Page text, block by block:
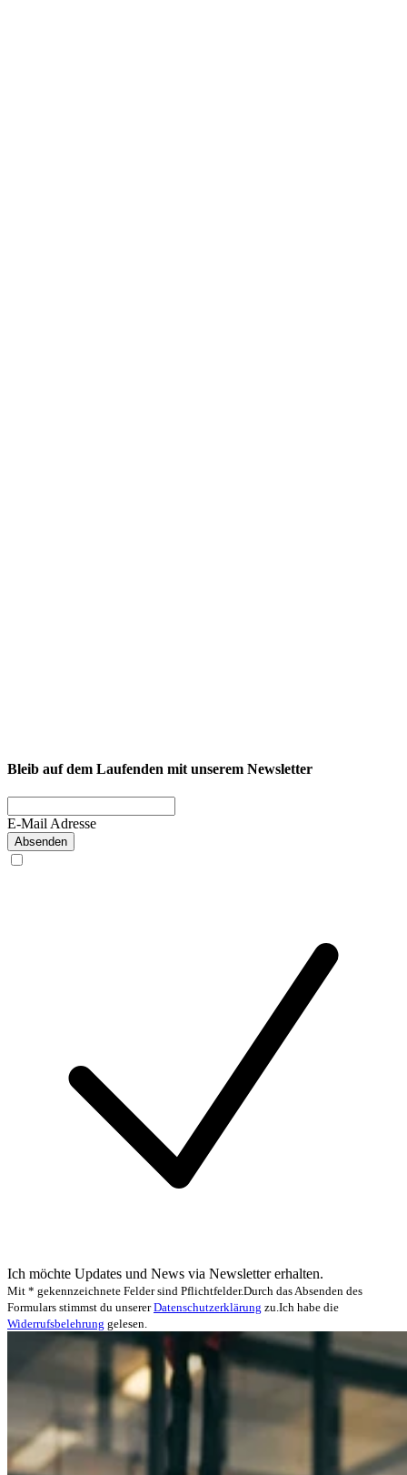
Bleib auf dem Laufenden mit unserem Newsletter
E-Mail Adresse
Absenden
Ich möchte Updates und News via Newsletter erhalten.
Mit * gekennzeichnete Felder sind Pflichtfelder.Durch das Absenden des
Formulars stimmst du unserer Datenschutzerklärung zu. Ich habe die
Widerrufsbelehrung gelesen.